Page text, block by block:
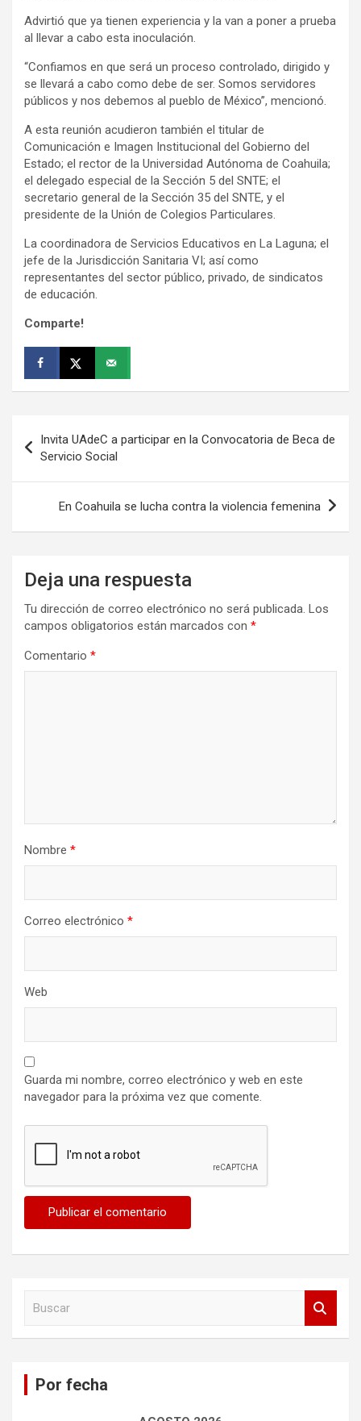
Advirtió que ya tienen experiencia y la van a poner a prueba
al llevar a cabo esta inoculación.
“Confiamos en que será un proceso controlado, dirigido y
se llevará a cabo como debe de ser. Somos servidores
públicos y nos debemos al pueblo de México”, mencionó.
A esta reunión acudieron también el titular de
Comunicación e Imagen Institucional del Gobierno del
Estado; el rector de la Universidad Autónoma de Coahuila;
el delegado especial de la Sección 5 del SNTE; el
secretario general de la Sección 35 del SNTE, y el
presidente de la Unión de Colegios Particulares.
La coordinadora de Servicios Educativos en La Laguna; el
jefe de la Jurisdicción Sanitaria VI; así como
representantes del sector público, privado, de sindicatos
de educación.
Comparte!
de
entradas
Invita UAdeC a participar en la Convocatoria de Beca de
Servicio Social
En Coahuila se lucha contra la violencia femenina
Deja una respuesta
Tu dirección de correo electrónico no será publicada. Los
campos obligatorios están marcados con *
Comentario *
Nombre *
Correo electrónico *
Web
Guarda mi nombre, correo electrónico y web en este
navegador para la próxima vez que comente.
Por fecha